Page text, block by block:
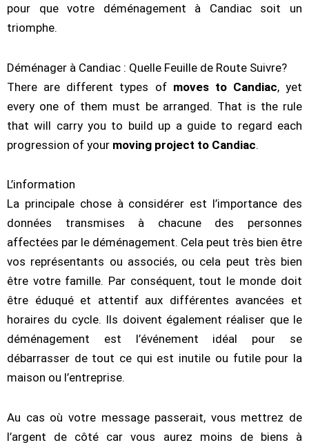
pour que votre déménagement à Candiac soit un
triomphe.
Déménager à Candiac : Quelle Feuille de Route Suivre?
There are different types of moves to Candiac, yet
every one of them must be arranged. That is the rule
that will carry you to build up a guide to regard each
progression of your moving project to Candiac.
L’information
La principale chose à considérer est l’importance des
données transmises à chacune des personnes
affectées par le déménagement. Cela peut très bien être
vos représentants ou associés, ou cela peut très bien
être votre famille. Par conséquent, tout le monde doit
être éduqué et attentif aux différentes avancées et
horaires du cycle. Ils doivent également réaliser que le
déménagement est l’événement idéal pour se
débarrasser de tout ce qui est inutile ou futile pour la
maison ou l’entreprise.
Au cas où votre message passerait, vous mettrez de
l’argent de côté car vous aurez moins de biens à